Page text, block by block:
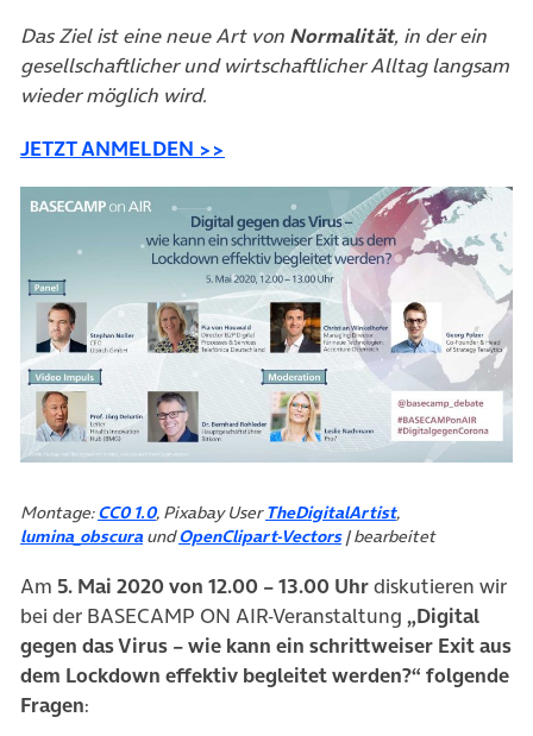
Das Ziel ist eine neue Art von Normalität, in der ein
gesellschaftlicher und wirtschaftlicher Alltag langsam
wieder möglich wird.
JETZT ANMELDEN >>
Montage:CC0 1.0, Pixabay UserTheDigitalArtist,
lumina_obscura undOpenClipart-Vectors| bearbeitet
Am 5. Mai 2020 von 12.00 – 13.00 Uhrdiskutieren wir
bei der BASECAMP ON AIR-Veranstaltung „Digital
gegen das Virus – wie kann ein schrittweiser Exit aus
dem Lockdown effektiv begleitet werden?“ folgende
Fragen: